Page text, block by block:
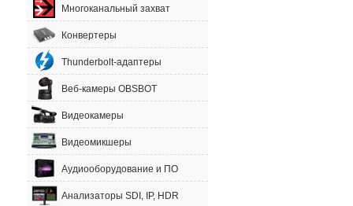
Многоканальный захват
Конвертеры
Thunderbolt-адаптеры
Веб-камеры OBSBOT
Видеокамеры
Видеомикшеры
Аудиооборудование и ПО
Анализаторы SDI, IP, HDR